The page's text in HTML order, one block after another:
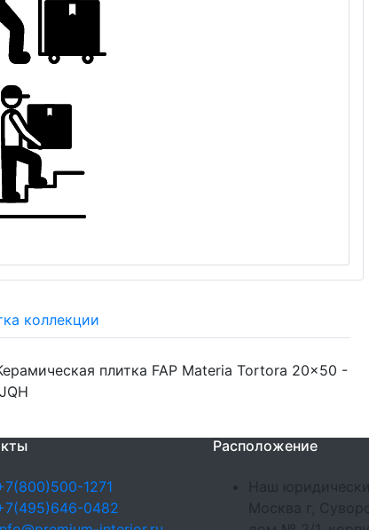
коллекции
плитка FAP Materia Tortora 20x50 -
1271
0482
Расположение
Наш
Москва г,